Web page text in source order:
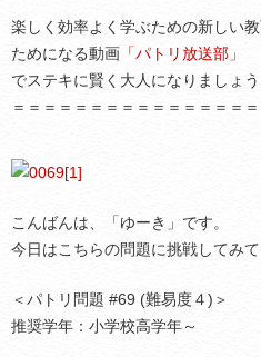
楽しく効率よく学ぶための新しい教
ためになる動画 「パトリ放送部」
でステキに賢く大人になりましょう
＝＝＝＝＝＝＝＝＝＝＝＝＝＝＝
こんばんは、「ゆーき」です。
今日はこちらの問題に挑戦してみて
＜パトリ問題 #69 (難易度４)＞
推奨学年：小学校高学年～